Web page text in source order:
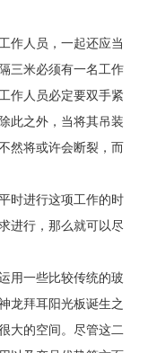
作人员，一起还应当
三米必须有一名工作
作人员必定要双手紧
此之外，当将其吊装
然将或许会断裂，而
时进行这项工作的时
进行，那么就可以尽
用一些比较传统的玻
龙拜耳阳光板诞生之
大的空间。尽管这二